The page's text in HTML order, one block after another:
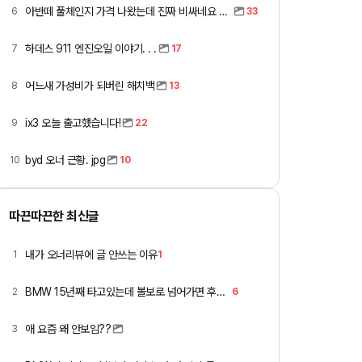
6 아반떼 풀체인지 가격 나왔는데 진짜 비싸네요 ㅎㅎ 33
7 하데스 911 엔진오일 이야기. . . 17
8 어느새 가성비가 되버린 해치백 13
9 ix3 오늘 출고했습니다! 22
10 byd 오너 근황. jpg 10
따끈따끈한 최신글
1 내가 오너리뷰에 글 안쓰는 이유1
2 BMW 15년째 타고있는데 볼보로 넘어가면 후회할까요 ? 6
3 애 요즘 왜 안보임??